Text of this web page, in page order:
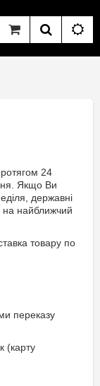
24
Якщо Ви
державні
на найближчий
товару по
переказу
(карту